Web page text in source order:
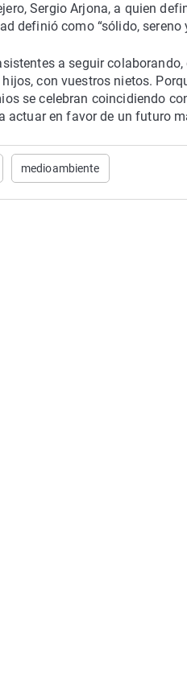
Sergio Arjona, a quien
definió como “sólido, sereno
a seguir
con vuestros nietos.
se celebran coincidiendo
actuar en favor de un futuro
medioambiente